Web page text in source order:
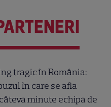
tragic în România:
în care se afla
minute echipa de